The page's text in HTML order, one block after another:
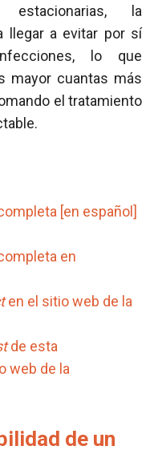
estacionarias, la
llegar a evitar por sí
lo que
mayor cuantas más
el tratamiento
[en español]
en
en el sitio web de la
de esta
web de la
de un